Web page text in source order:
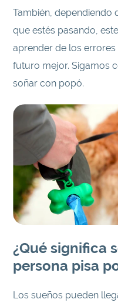
También, dependiendo
que estés pasando,
aprender de los
futuro mejor. Sigamos
soñar con popó.
¿Qué significa
persona pisa
Los sueños pueden